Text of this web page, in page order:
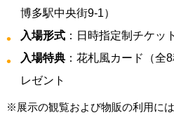
博多駅中央街9-1）
入場形式：日時指定制チケッ
入場特典：花札風カード（全
レゼント
※展示の観覧および物販の利用には